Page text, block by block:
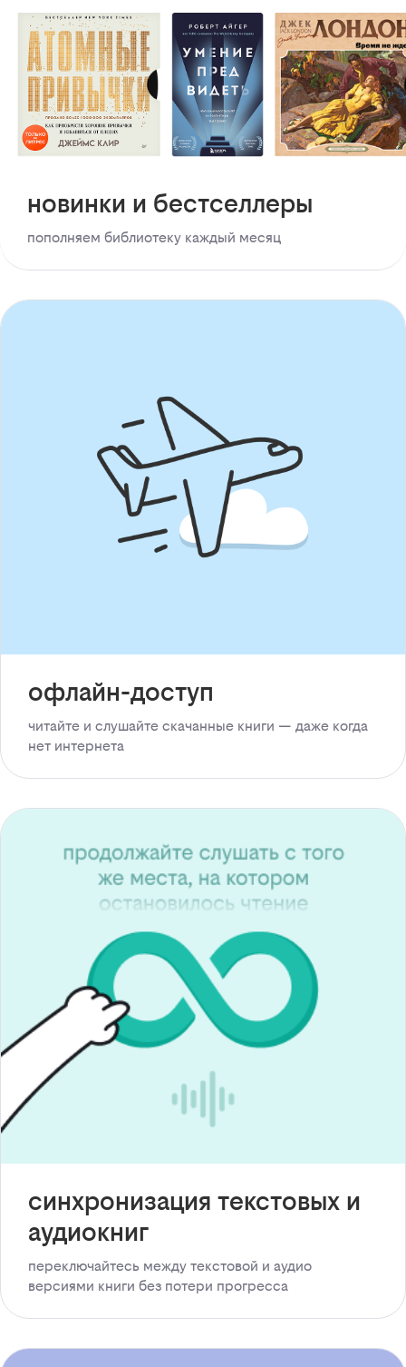
новинки и бестселлеры
пополняем библиотеку каждый месяц
офлайн-доступ
читайте и слушайте скачанные книги — даже когда
нет интернета
синхронизация текстовых и
аудиокниг
переключайтесь между текстовой и аудио
версиями книги без потери прогресса